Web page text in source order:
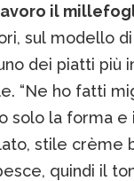
il
sul modello
dei piatti più
“Ne ho fatti
solo la forma
stile crème
quindi il